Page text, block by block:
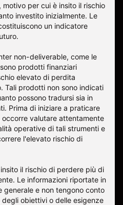
per cui è insito il rischio
investito inizialmente. Le
un indicatore
non-deliverable, come le
prodotti finanziari
elevato di perdita
Tali prodotti non sono indicati
possono tradursi sia in
Prima di iniziare a praticare
valutare attentamente
operative di tali strumenti e
l'elevato rischio di
il rischio di perdere più di
Le informazioni riportate in
generale e non tengono conto
obiettivi o delle esigenze